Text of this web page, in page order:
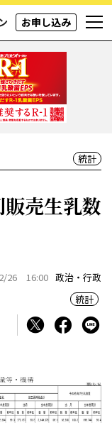
お申し込み
統計
売生乳数
26 16:00 政治・行政
統計